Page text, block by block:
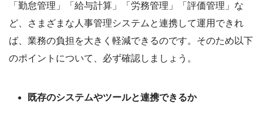
「勤怠管理」「給与計算」「労務管理」「評価管理」な
ど、さまざまな人事管理システムと連携して運用できれ
ば、業務の負担を大きく軽減できるのです。そのため以下
のポイントについて、必ず確認しましょう。
既存のシステムやツールと連携できるか